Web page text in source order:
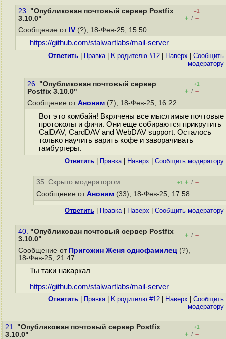
23. "Опубликован почтовый сервер Postfix
3.10.0"
–1
+ / –
Сообщение от IV (?), 18-Фев-25, 15:50
https://github.com/stalwartlabs/mail-server
Ответить Правка| К родителю #12 Наверх
Cообщить
модератору
26. "Опубликован почтовый сервер
Postfix 3.10.0"
+1
+ / –
Сообщение от Аноним (7), 18-Фев-25, 16:22
Вот это комбайн! Вкрячены все мыслимые почтовые
протоколы и фичи. Они еще собираются прикрутить
CalDAV, CardDAV and WebDAV support. Осталось
только научить варить кофе и заворачивать
гамбургеры.
Ответить Правка| Наверх Cообщить модератору
35. Скрыто модератором +1 + / –
Сообщение от Аноним (33), 18-Фев-25, 17:58
Ответить Правка| Наверх Cообщить модератору
40. "Опубликован почтовый сервер Postfix
3.10.0"
+ / –
Сообщение от Пригожин Женя однофамилец (?),
18-Фев-25, 21:47
Ты таки накаркал
https://github.com/stalwartlabs/mail-server
Ответить Правка| К родителю #12 Наверх
Cообщить
модератору
21. "Опубликован почтовый сервер Postfix
3.10.0"
+1
+ / –